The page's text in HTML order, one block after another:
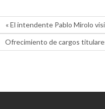
« El intendente Pablo Mirolo
Ofrecimiento de cargos